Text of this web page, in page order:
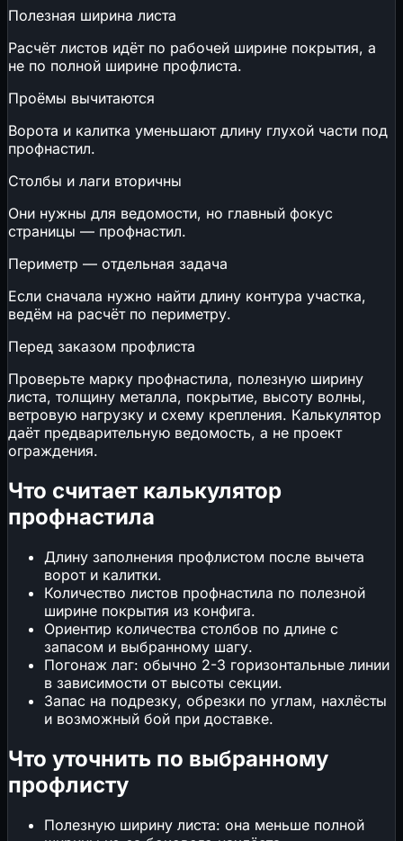
📄Цены на кирпич в 2026 году: за штуку,
📄 ФРСН: как найти документ и регистрационный
номер
Полезная ширина листа
Расчёт листов идёт по рабочей ширине покрытия, а
не по полной ширине профлиста.
Проёмы вычитаются
Ворота и калитка уменьшают длину глухой части под
профнастил.
Столбы и лаги вторичны
Они нужны для ведомости, но главный фокус
страницы — профнастил.
Периметр — отдельная задача
Если сначала нужно найти длину контура участка,
ведём на расчёт по периметру.
Перед заказом профлиста
Проверьте марку профнастила, полезную ширину
листа, толщину металла, покрытие, высоту волны,
ветровую нагрузку и схему крепления. Калькулятор
даёт предварительную ведомость, а не проект
ограждения.
Что считает калькулятор
профнастила
Длину заполнения профлистом после вычета
ворот и калитки.
Количество листов профнастила по полезной
ширине покрытия из конфига.
Ориентир количества столбов по длине с
запасом и выбранному шагу.
Погонаж лаг: обычно 2-3 горизонтальные линии
в зависимости от высоты секции.
Запас на подрезку, обрезки по углам, нахлёсты
и возможный бой при доставке.
Что уточнить по выбранному
профлисту
Полезную ширину листа: она меньше полной